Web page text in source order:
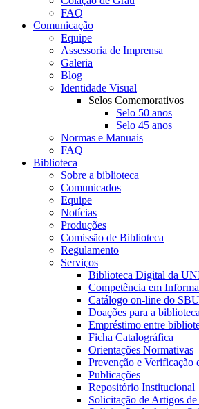
FAQ
Comunicação
Equipe
Assessoria de Imprensa
Galeria
Blog
Identidade Visual
Selos Comemorativos
Selo 50 anos
Selo 45 anos
Normas e Manuais
FAQ
Biblioteca
Sobre a biblioteca
Comunicados
Equipe
Notícias
Produções
Comissão de Biblioteca
Regulamento
Serviços
Biblioteca Digital da
Competência em
Catálogo on-line do SBU
Doações para a biblioteca
Empréstimo entre
Ficha Catalográfica
Orientações Normativas
Prevenção e Verificação
Publicações
Repositório Institucional
Solicitação de Artigos